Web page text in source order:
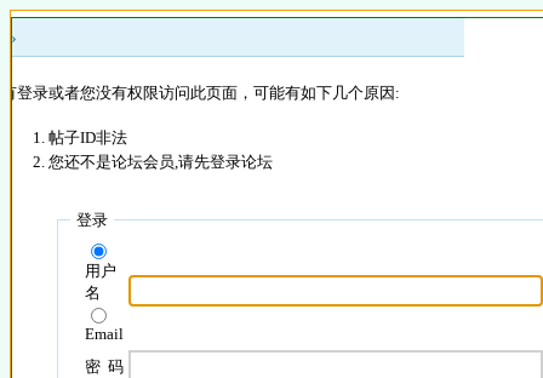
»
登录或者您没有权限访问此页面，可能有如下几个原因:
帖子ID非法
您还不是论坛会员,请先登录论坛
登录
用户
名
Email
密 码